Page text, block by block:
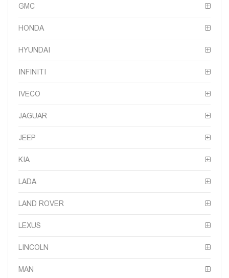
GMC
HONDA
HYUNDAI
INFINITI
IVECO
JAGUAR
JEEP
KIA
LADA
LAND ROVER
LEXUS
LINCOLN
MAN